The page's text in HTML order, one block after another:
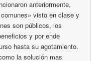
anteriormente,
visto en clase y
son públicos, los
y por ende
hasta su agotamiento.
la solución mas